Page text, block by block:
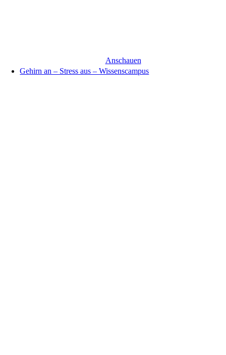
Anschauen
Gehirn an – Stress aus – Wissenscampus